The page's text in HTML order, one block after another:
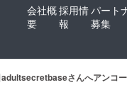
会社概
要
採用情
報
パート
募集
adultsecretbaseさんへアンコ